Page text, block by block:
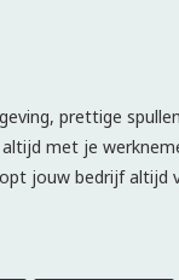
prettige
met je
jouw bedrijf altijd